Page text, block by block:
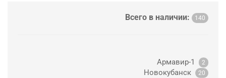
Всего в наличии: 140
Армавир-1 2
Новокубанск 20